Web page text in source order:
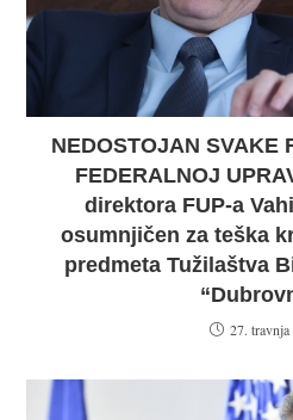
NEDOSTOJAN SVAKE
FEDERALNOJ
direktora FUP-a
osumnjičen za teška
predmeta Tužilaštva
27. travnja